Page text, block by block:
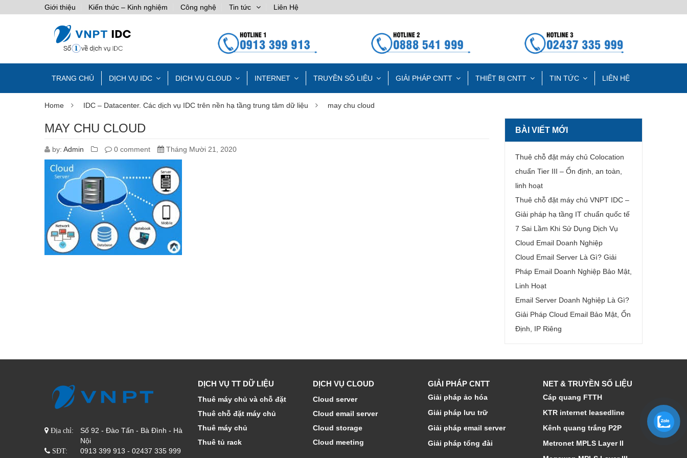
Giới thiệu Kiến thức – Kinh nghiệm Công nghệ Tin tức Liên Hệ
TRANG CHỦ DỊCH VỤ IDC DỊCH VỤ CLOUD INTERNET TRUYỀN SỐ LIỆU GIẢI PHÁP CNTT THIẾT BỊ CNTT TIN TỨC LIÊN HỆ
Home IDC – Datacenter. Các dịch vụ IDC trên nền hạ tầng trung tâm dữ liệu may chu cloud
MAY CHU CLOUD
by: Admin 0 comment Tháng Mười 21, 2020
BÀI VIẾT MỚI
Thuê chỗ đặt máy chủ Colocation
chuẩn Tier III – Ổn định, an toàn,
linh hoạt
Thuê chỗ đặt máy chủ VNPT IDC –
Giải pháp hạ tầng IT chuẩn quốc tế
7 Sai Lầm Khi Sử Dụng Dịch Vụ
Cloud Email Doanh Nghiệp
Cloud Email Server Là Gì? Giải
Pháp Email Doanh Nghiệp Bảo Mật,
Linh Hoạt
Email Server Doanh Nghiệp Là Gì?
Giải Pháp Cloud Email Bảo Mật, Ổn
Định, IP Riêng
Địa chỉ:
Số 92 - Đào Tấn - Bà Đình - Hà
Nội
SĐT: 0913 399 913 - 02437 335 999
DỊCH VỤ TT DỮ LIỆU
Thuê máy chủ và chỗ đặt
Thuê chỗ đặt máy chủ
Thuê máy chủ
Thuê tủ rack
DỊCH VỤ CLOUD
Cloud server
Cloud email server
Cloud storage
Cloud meeting
GIẢI PHÁP CNTT
Giải pháp ảo hóa
Giải pháp lưu trữ
Giải pháp email server
Giải pháp tổng đài
NET & TRUYỀN SỐ LIỆU
Cáp quang FTTH
KTR internet leasedline
Kênh quang trắng P2P
Metronet MPLS Layer II